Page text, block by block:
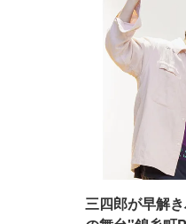
三四郎が早解